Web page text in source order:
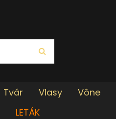
Tvár Vlasy Vône
LETÁK